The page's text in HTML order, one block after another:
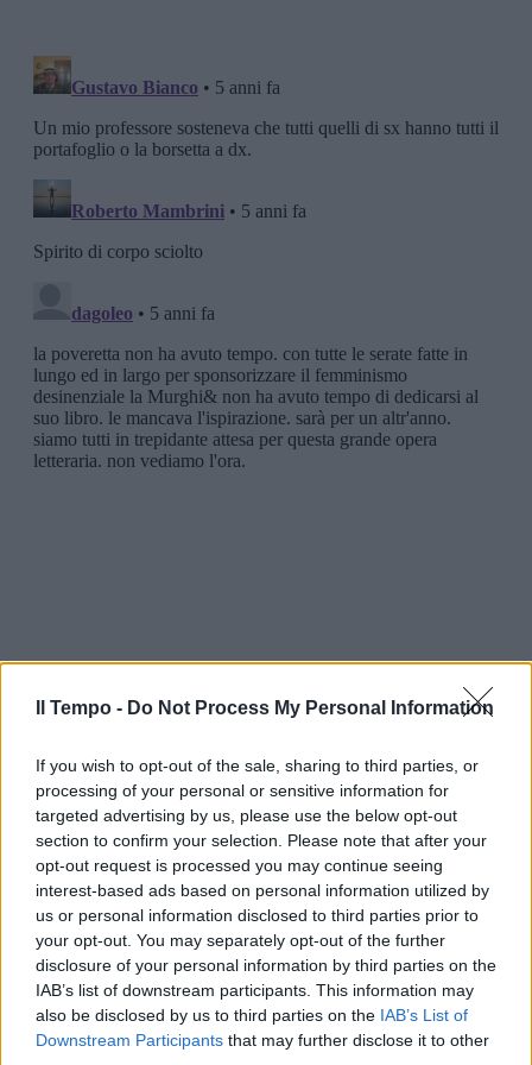
Il Tempo - Do Not Process My Personal Information
If you wish to opt-out of the sale, sharing to third parties, or
processing of your personal or sensitive information for
targeted advertising by us, please use the below opt-out
section to confirm your selection. Please note that after your
opt-out request is processed you may continue seeing
interest-based ads based on personal information utilized by
us or personal information disclosed to third parties prior to
your opt-out. You may separately opt-out of the further
disclosure of your personal information by third parties on the
IAB’s list of downstream participants. This information may
also be disclosed by us to third parties on the IAB’s List of
Downstream Participants that may further disclose it to other
In evidenza